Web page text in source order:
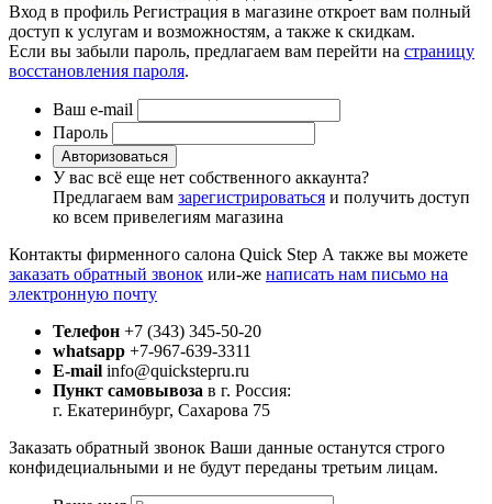
Вход в профиль Регистрация в магазине откроет вам полный
доступ к услугам и возможностям, а также к скидкам.
Если вы забыли пароль, предлагаем вам перейти на страницу
восстановления пароля.
Ваш e-mail
Пароль
Авторизоваться
У вас всё еще нет собственного аккаунта?
Предлагаем вам зарегистрироваться и получить доступ
ко всем привелегиям магазина
Контакты фирменного салона Quick Step А также вы можете
заказать обратный звонок или-же написать нам письмо на
электронную почту
Телефон +7 (343) 345-50-20
whatsapp +7-967-639-3311
E-mail info@quickstepru.ru
Пункт самовывоза в г. Россия:
г. Екатеринбург, Сахарова 75
Заказать обратный звонок Ваши данные останутся строго
конфидециальными и не будут переданы третьим лицам.